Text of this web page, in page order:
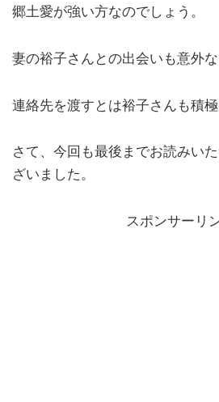
郷土愛が強い方なのでしょう。
妻の裕子さんとの出会いも意外な
連絡先を渡すとは裕子さんも積極
さて、今回も最後までお読みい
ざいました。
スポンサーリ